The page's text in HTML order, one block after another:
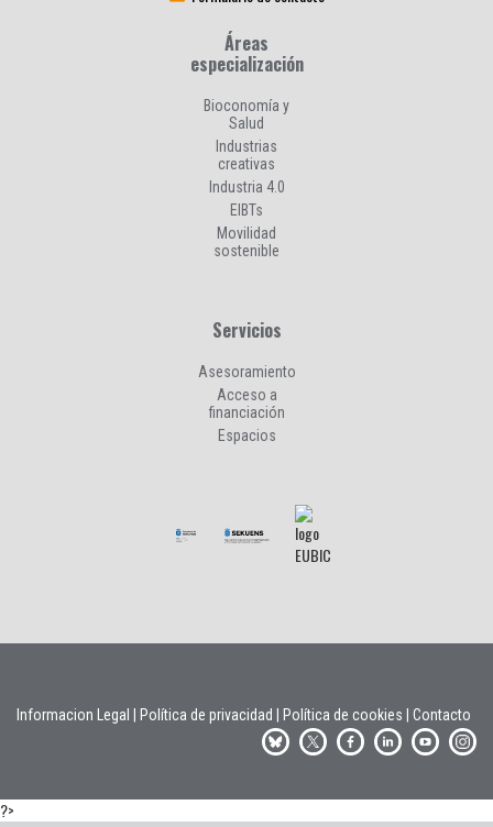
Áreas
especialización
Bioconomía y
Salud
Industrias
creativas
Industria 4.0
EIBTs
Movilidad
sostenible
Servicios
Asesoramiento
Acceso a
financiación
Espacios
Informacion Legal | Política de privacidad | Política de cookies | Contacto
?>